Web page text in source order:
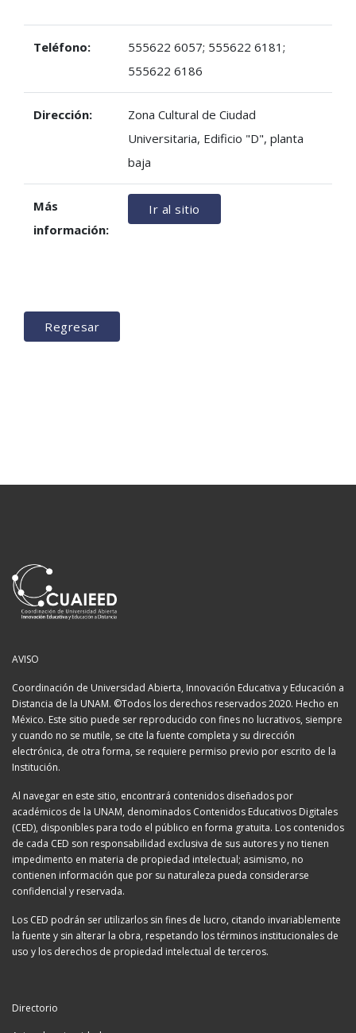
Teléfono:
555622 6057; 555622 6181;
555622 6186
Dirección:
Zona Cultural de Ciudad
Universitaria, Edificio "D", planta
baja
Más
información:
Ir al sitio
Regresar
AVISO
Coordinación de Universidad Abierta, Innovación Educativa y Educación a
Distancia de la UNAM. ©Todos los derechos reservados 2020. Hecho en
México. Este sitio puede ser reproducido con fines no lucrativos, siempre
y cuando no se mutile, se cite la fuente completa y su dirección
electrónica, de otra forma, se requiere permiso previo por escrito de la
Institución.
Al navegar en este sitio, encontrará contenidos diseñados por
académicos de la UNAM, denominados Contenidos Educativos Digitales
(CED), disponibles para todo el público en forma gratuita. Los contenidos
de cada CED son responsabilidad exclusiva de sus autores y no tienen
impedimento en materia de propiedad intelectual; asimismo, no
contienen información que por su naturaleza pueda considerarse
confidencial y reservada.
Los CED podrán ser utilizarlos sin fines de lucro, citando invariablemente
la fuente y sin alterar la obra, respetando los términos institucionales de
uso y los derechos de propiedad intelectual de terceros.
Directorio